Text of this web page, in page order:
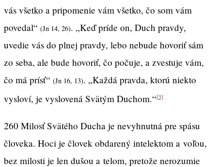
vás všetko a pripomenie vám všetko, čo som vám
povedal“ (Jn 14, 26). „Keď príde on, Duch pravdy,
uvedie vás do plnej pravdy, lebo nebude hovoriť sám
zo seba, ale bude hovoriť, čo počuje, a zvestuje vám,
čo má prísť“ (Jn 16, 13). „Každá pravda, ktorú niekto
vysloví, je vyslovená Svätým Duchom.“[3]
260 Milosť Svätého Ducha je nevyhnutná pre spásu
človeka. Hoci je človek obdarený intelektom a voľou,
bez milosti je len dušou a telom, pretože nerozumie